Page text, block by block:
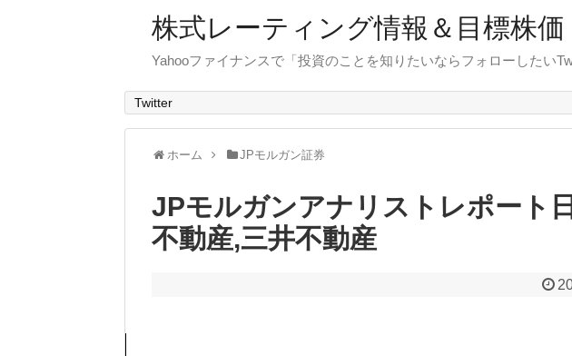
株式レーティング情報＆目標株価
Yahooファイナンスで「投資のことを知りたいならフォローしたい
Twitter
ホーム JPモルガン証券
JPモルガンアナリストレポート
不動産,三井不動産